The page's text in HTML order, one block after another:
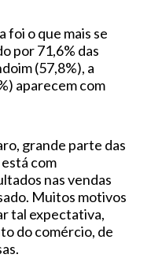
foi o que mais se
por 71,6% das
(57,8%), a
aparecem com
grande parte das
com
nas vendas
Muitos motivos
tal expectativa,
do comércio, de